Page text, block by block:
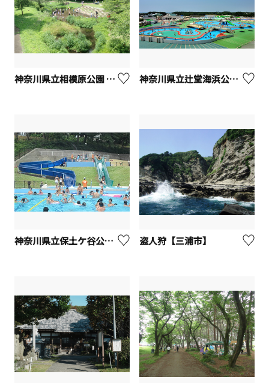
神奈川県立相模原公園 せせらぎの園地区 じゃぶじゃぶゾーン 神奈川県立辻堂海浜公園 ジャンボプール
神奈川県立保土ケ谷公園プール 盗人狩【三浦市】